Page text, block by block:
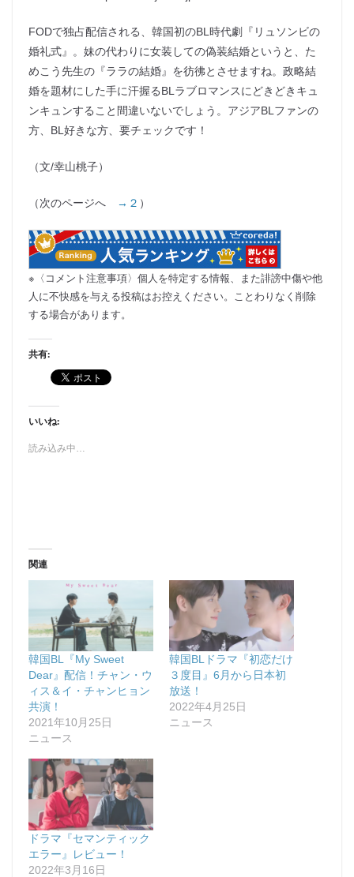
FODで独占配信される、韓国初のBL時代劇『リュソンビの
婚礼式』。妹の代わりに女装しての偽装結婚というと、た
めこう先生の『ララの結婚』を彷彿とさせますね。政略結
婚を題材にした手に汗握るBLラブロマンスにどきどきキュ
ンキュンすること間違いないでしょう。アジアBLファンの
方、BL好きな方、要チェックです！
（文/幸山桃子）
（次のページへ →２ ）
※〈コメント注意事項〉個人を特定する情報、また誹謗中傷や他
人に不快感を与える投稿はお控えください。ことわりなく削除
する場合があります。
共有:
いいね:
読み込み中…
関連
韓国BL『My Sweet
Dear』配信！チャン・ウ
ィス＆イ・チャンヒョン
共演！
2021年10月25日
ニュース
韓国BLドラマ『初恋だけ
３度目』6月から日本初
放送！
2022年4月25日
ニュース
ドラマ『セマンティック
エラー』レビュー！
2022年3月16日